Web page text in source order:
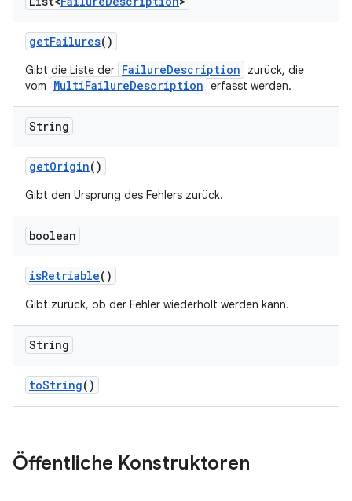
getFailures()
Gibt die Liste der FailureDescription
zurück, die
vom
MultiFailureDescription erfasst werden.
String
getOrigin()
Gibt den Ursprung des Fehlers zurück.
boolean
isRetriable()
Gibt zurück, ob der Fehler wiederholt werden kann.
String
toString()
Öffentliche Konstruktoren